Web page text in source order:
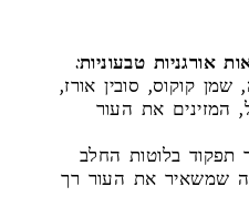
אורגניות טבעוניות:
קוקוס, סובין אורז,
המזינים את העור
תפקוד בלוטות החלב
שמשאיר את העור רך